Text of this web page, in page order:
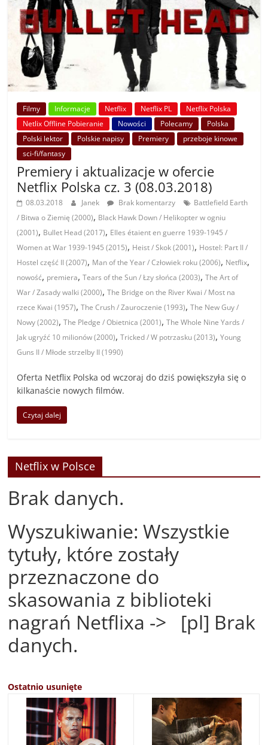
Filmy Informacje Netflix Netflix PL
Netflix Polska
Netlix Offline Pobieranie
Nowości Polecamy
Polska
Polski lektor
Polskie napisy Premiery
przeboje kinowe
sci-fi/fantasy
Premiery i aktualizacje w ofercie
Netflix Polska cz. 3 (08.03.2018)
08.03.2018 Janek Brak komentarzy
Battlefield Earth
/ Bitwa o Ziemię (2000), Black Hawk Down / Helikopter w ogniu
(2001), Bullet Head (2017), Elles étaient en guerre 1939-1945 /
Women at War 1939-1945 (2015), Heist / Skok (2001), Hostel: Part II /
Hostel część II (2007), Man of the Year / Człowiek roku (2006), Netflix,
nowość, premiera,Tears of the Sun / Łzy słońca (2003),The Art of
War / Zasady walki (2000),The Bridge on the River Kwai / Most na
rzece Kwai (1957),The Crush / Zauroczenie (1993),The New Guy /
Nowy (2002),The Pledge / Obietnica (2001),The Whole Nine Yards /
Jak ugryźć 10 milionów (2000),Tricked / W potrzasku (2013),Young
Guns II / Młode strzelby II (1990)
Oferta Netflix Polska od wczoraj do dziś powiększyła się o
kilkanaście nowych filmów.
Czytaj dalej
Netflix w Polsce
Brak danych.
Wyszukiwanie: Wszystkie
tytuły, które zostały
przeznaczone do
skasowania z biblioteki
nagrań Netflixa -> [pl] Brak
danych.
Ostatnio usunięte